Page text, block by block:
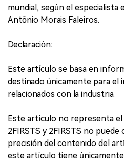
mundial, según el especialista
Antônio Morais Faleiros.
Declaración:
Este artículo se basa en
destinado únicamente para el
relacionados con la industria.
Este artículo no representa
2FIRSTS y 2FIRSTS no
precisión del contenido del
este artículo tiene